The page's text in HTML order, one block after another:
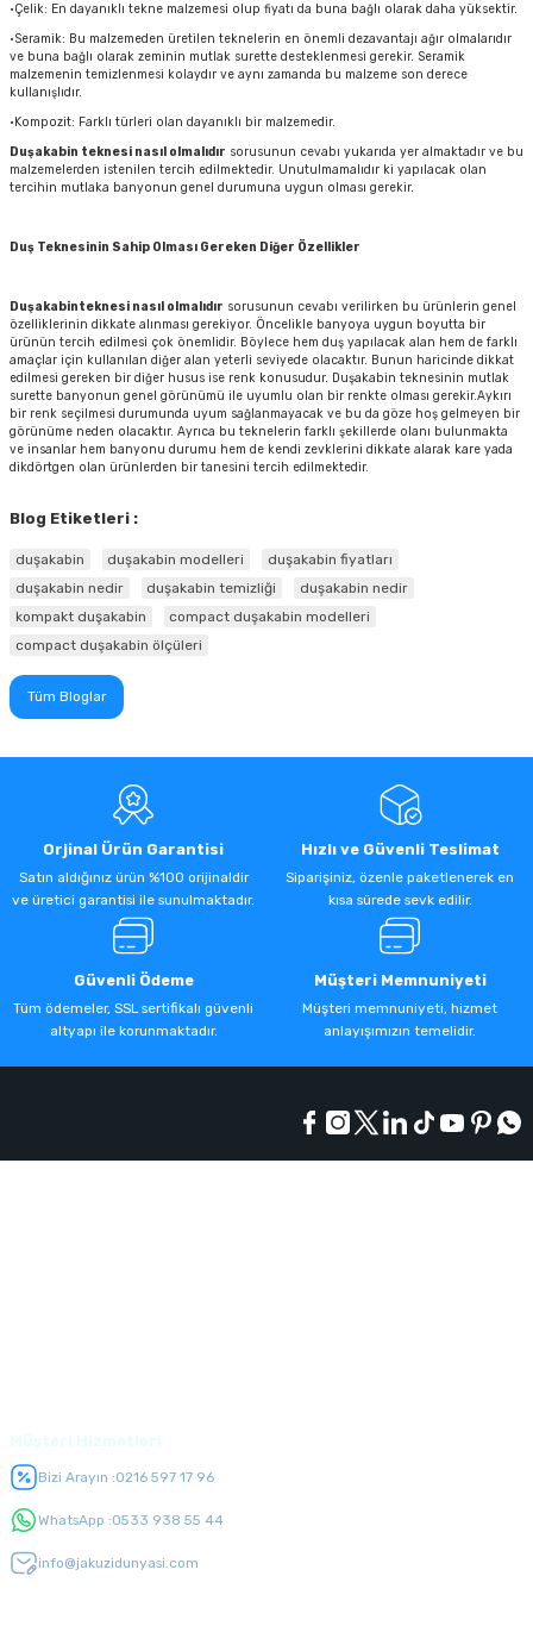
·Çelik: En dayanıklı tekne malzemesi olup fiyatı da buna bağlı olarak daha yüksektir.
·Seramik: Bu malzemeden üretilen teknelerin en önemli dezavantajı ağır olmalarıdır
ve buna bağlı olarak zeminin mutlak surette desteklenmesi gerekir. Seramik
malzemenin temizlenmesi kolaydır ve aynı zamanda bu malzeme son derece
kullanışlıdır.
·Kompozit: Farklı türleri olan dayanıklı bir malzemedir.
Duşakabin teknesi nasıl olmalıdır sorusunun cevabı yukarıda yer almaktadır ve bu
malzemelerden istenilen tercih edilmektedir. Unutulmamalıdır ki yapılacak olan
tercihin mutlaka banyonun genel durumuna uygun olması gerekir.
Duş Teknesinin Sahip Olması Gereken Diğer Özellikler
Duşakabinteknesi nasıl olmalıdır sorusunun cevabı verilirken bu ürünlerin genel
özelliklerinin dikkate alınması gerekiyor. Öncelikle banyoya uygun boyutta bir
ürünün tercih edilmesi çok önemlidir. Böylece hem duş yapılacak alan hem de farklı
amaçlar için kullanılan diğer alan yeterli seviyede olacaktır. Bunun haricinde dikkat
edilmesi gereken bir diğer husus ise renk konusudur. Duşakabin teknesinin mutlak
surette banyonun genel görünümü ile uyumlu olan bir renkte olması gerekir.Aykırı
bir renk seçilmesi durumunda uyum sağlanmayacak ve bu da göze hoş gelmeyen bir
görünüme neden olacaktır. Ayrıca bu teknelerin farklı şekillerde olanı bulunmakta
ve insanlar hem banyonu durumu hem de kendi zevklerini dikkate alarak kare yada
dikdörtgen olan ürünlerden bir tanesini tercih edilmektedir.
Blog Etiketleri :
duşakabin duşakabin modelleri
duşakabin fiyatları
duşakabin nedir
duşakabin temizliği
duşakabin nedir
kompakt duşakabin
compact duşakabin modelleri
compact duşakabin ölçüleri
Tüm Bloglar
Orjinal Ürün Garantisi
Satın aldığınız ürün %100 orijinaldir
ve üretici garantisi ile sunulmaktadır.
Hızlı ve Güvenli Teslimat
Siparişiniz, özenle paketlenerek en
kısa sürede sevk edilir.
Güvenli Ödeme
Tüm ödemeler, SSL sertifikalı güvenli
altyapı ile korunmaktadır.
Müşteri Memnuniyeti
Müşteri memnuniyeti, hizmet
anlayışımızın temelidir.
Bizi Arayın :0216 597 17 96
WhatsApp :0533 938 55 44
info@jakuzidunyasi.com